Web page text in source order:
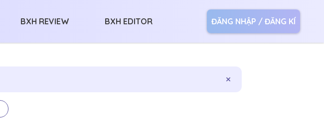
BXH REVIEW BXH EDITOR ĐĂNG NHẬP / ĐĂNG KÍ
×